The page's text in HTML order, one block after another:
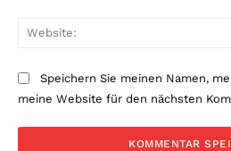
Speichern Sie meinen Namen,
meine Website für den nächsten